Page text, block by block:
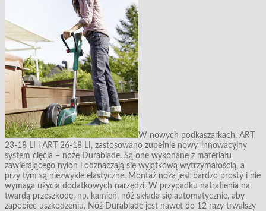
W nowych podkaszarkach, ART
23-18 LI i ART 26-18 LI, zastosowano zupełnie nowy, innowacyjny
system cięcia – noże Durablade. Są one wykonane z materiału
zawierającego nylon i odznaczają się wyjątkową wytrzymałością, a
przy tym są niezwykle elastyczne. Montaż noża jest bardzo prosty i nie
wymaga użycia dodatkowych narzędzi. W przypadku natrafienia na
twardą przeszkodę, np. kamień, nóż składa się automatycznie, aby
zapobiec uszkodzeniu. Nóż Durablade jest nawet do 12 razy trwalszy